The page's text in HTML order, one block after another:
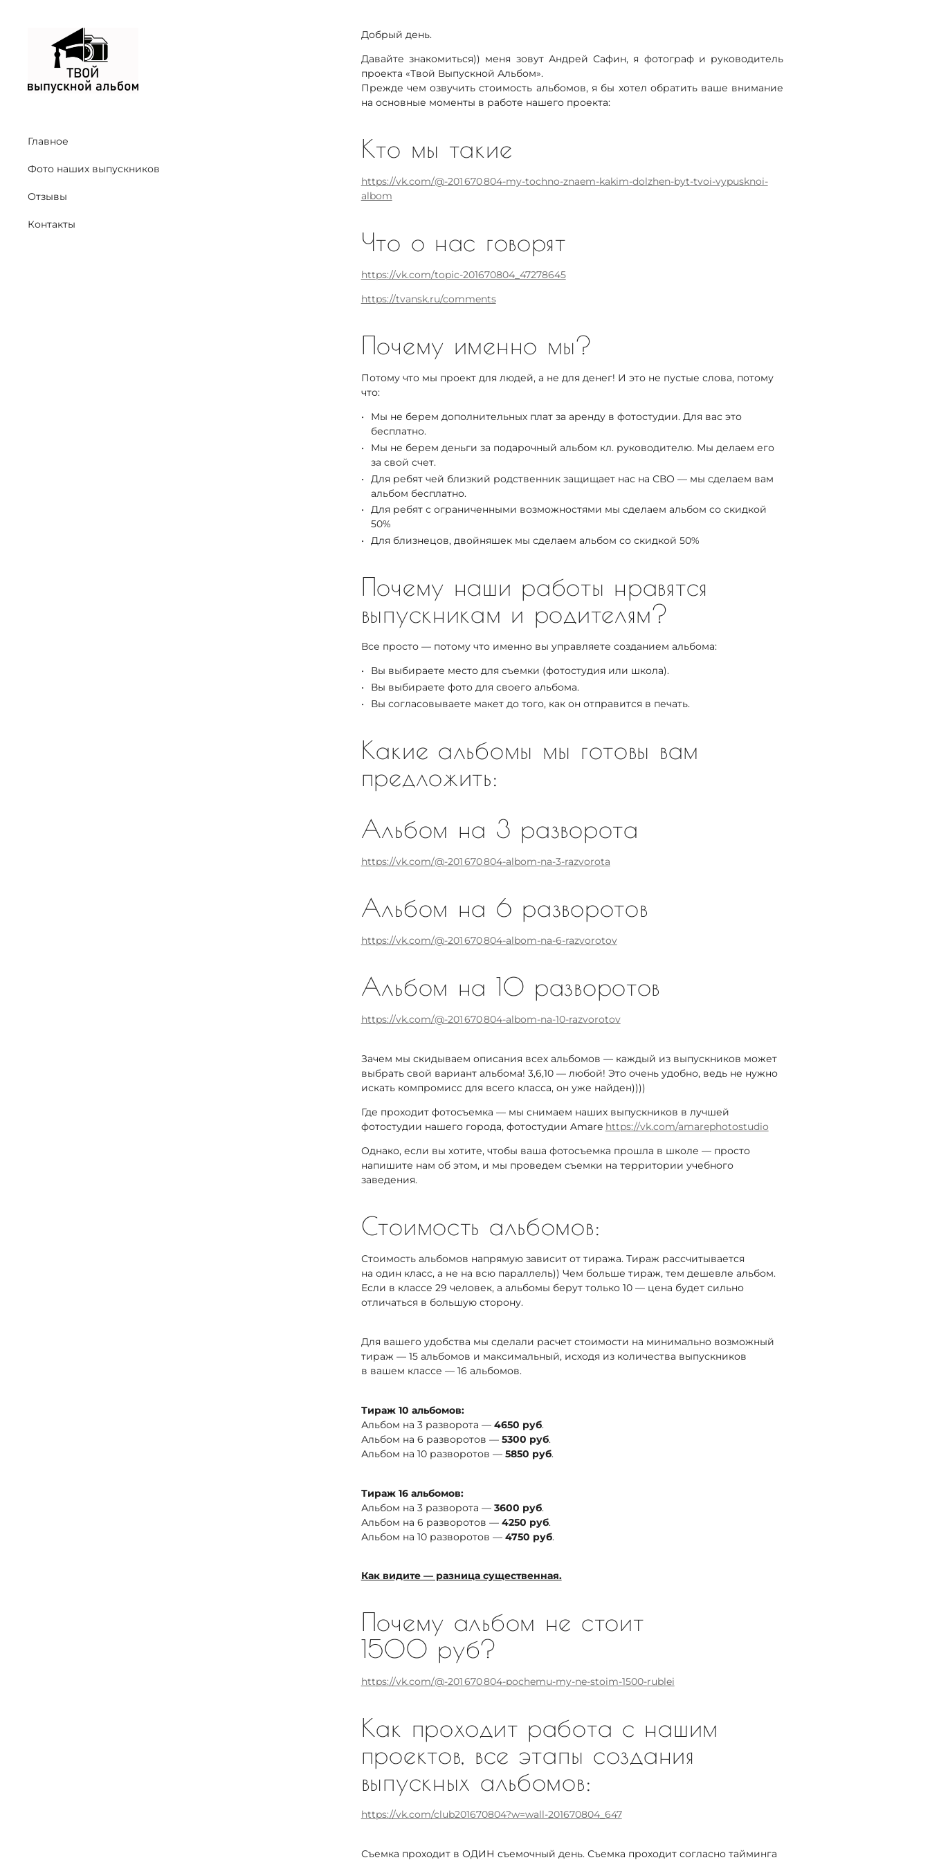
Главное
Фото наших выпускников
Отзывы
Контакты
Добрый день.
Давайте знакомиться)) меня зовут Андрей Сафин, я фотограф и руководитель
проекта «Твой Выпускной Альбом».
Прежде чем озвучить стоимость альбомов, я бы хотел обратить ваше внимание
на основные моменты в работе нашего проекта:
Кто мы такие
https://vk.com/@-201 670 804-my-tochno-znaem-kakim-dolzhen-byt-tvoi-vypusknoi-
albom
Что о нас говорят
https://vk.com/topic-201670804_47278645
https://tvansk.ru/comments
Почему именно мы?
Потому что мы проект для людей, а не для денег! И это не пустые слова, потому
что:
Мы не берем дополнительных плат за аренду в фотостудии. Для вас это
бесплатно.
Мы не берем деньги за подарочный альбом кл. руководителю. Мы делаем его
за свой счет.
Для ребят чей близкий родственник защищает нас на СВО — мы сделаем вам
альбом бесплатно.
Для ребят с ограниченными возможностями мы сделаем альбом со скидкой
50%
Для близнецов, двойняшек мы сделаем альбом со скидкой 50%
Почему наши работы нравятся
выпускникам и родителям?
Все просто — потому что именно вы управляете созданием альбома:
Вы выбираете место для съемки (фотостудия или школа).
Вы выбираете фото для своего альбома.
Вы согласовываете макет до того, как он отправится в печать.
Какие альбомы мы готовы вам
предложить:
Альбом на 3 разворота
https://vk.com/@-201 670 804-albom-na-3-razvorota
Альбом на 6 разворотов
https://vk.com/@-201 670 804-albom-na-6-razvorotov
Альбом на 10 разворотов
https://vk.com/@-201 670 804-albom-na-10-razvorotov
Зачем мы скидываем описания всех альбомов — каждый из выпускников может
выбрать свой вариант альбома! 3,6,10 — любой! Это очень удобно, ведь не нужно
искать компромисс для всего класса, он уже найден))))
Где проходит фотосъемка — мы снимаем наших выпускников в лучшей
фотостудии нашего города, фотостудии Amare https://vk.com/amarephotostudio
Однако, если вы хотите, чтобы ваша фотосъемка прошла в школе — просто
напишите нам об этом, и мы проведем съемки на территории учебного
заведения.
Стоимость альбомов:
Стоимость альбомов напрямую зависит от тиража. Тираж рассчитывается
на один класс, а не на всю параллель)) Чем больше тираж, тем дешевле альбом.
Если в классе 29 человек, а альбомы берут только 10 — цена будет сильно
отличаться в большую сторону.
Для вашего удобства мы сделали расчет стоимости на минимально возможный
тираж — 15 альбомов и максимальный, исходя из количества выпускников
в вашем классе — 16 альбомов.
Тираж 10 альбомов:
Альбом на 3 разворота — 4650 руб.
Альбом на 6 разворотов — 5300 руб.
Альбом на 10 разворотов — 5850 руб.
Тираж 16 альбомов:
Альбом на 3 разворота — 3600 руб.
Альбом на 6 разворотов — 4250 руб.
Альбом на 10 разворотов — 4750 руб.
Как видите — разница существенная.
Почему альбом не стоит
1500 руб?
https://vk.com/@-201 670 804-pochemu-my-ne-stoim-1500-rublei
Как проходит работа с нашим
проектов, все этапы создания
выпускных альбомов:
https://vk.com/club201670804?w=wall-201670804_647
Съемка проходит в ОДИН съемочный день. Съемка проходит согласно тайминга